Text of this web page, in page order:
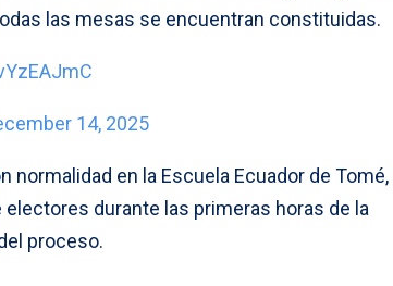
las mesas se encuentran constituidas.
14, 2025
normalidad en la Escuela Ecuador de Tomé,
durante las primeras horas de la
proceso.